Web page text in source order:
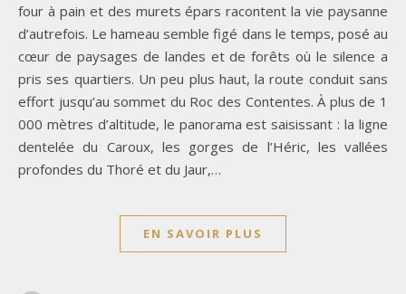
four à pain et des murets épars racontent la vie paysanne
d’autrefois. Le hameau semble figé dans le temps, posé au
cœur de paysages de landes et de forêts où le silence a
pris ses quartiers. Un peu plus haut, la route conduit sans
effort jusqu’au sommet du Roc des Contentes. À plus de 1
000 mètres d’altitude, le panorama est saisissant : la ligne
dentelée du Caroux, les gorges de l’Héric, les vallées
profondes du Thoré et du Jaur,…
EN SAVOIR PLUS